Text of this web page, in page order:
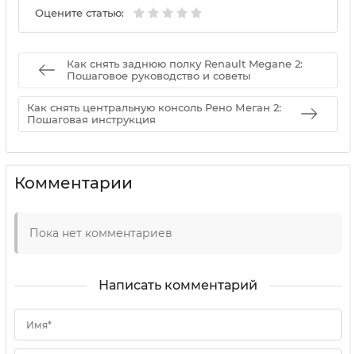
Оцените статью:
Как снять заднюю полку Renault Megane 2:
Пошаговое руководство и советы
Как снять центральную консоль Рено Меган 2:
Пошаговая инструкция
Комментарии
Пока нет комментариев
Написать комментарий
Имя*